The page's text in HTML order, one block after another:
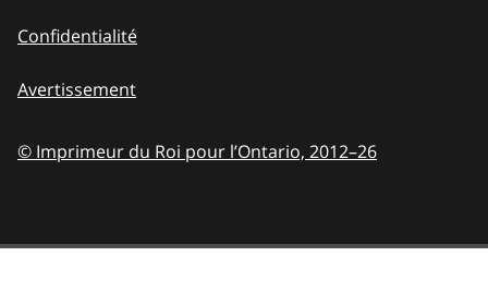
Confidentialité
Avertissement
© Imprimeur du Roi pour l’Ontario, 2012–26